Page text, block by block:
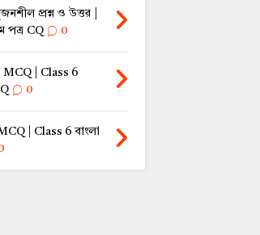
প্রশ্ন ও উত্তর |
পত্র CQ
0
MCQ | Class 6
0
| Class 6 বাংলা